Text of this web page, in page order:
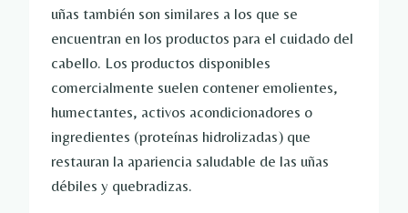
uñas también son similares a los que se
encuentran en los productos para el cuidado del
cabello. Los productos disponibles
comercialmente suelen contener emolientes,
humectantes, activos acondicionadores o
ingredientes (proteínas hidrolizadas) que
restauran la apariencia saludable de las uñas
débiles y quebradizas.